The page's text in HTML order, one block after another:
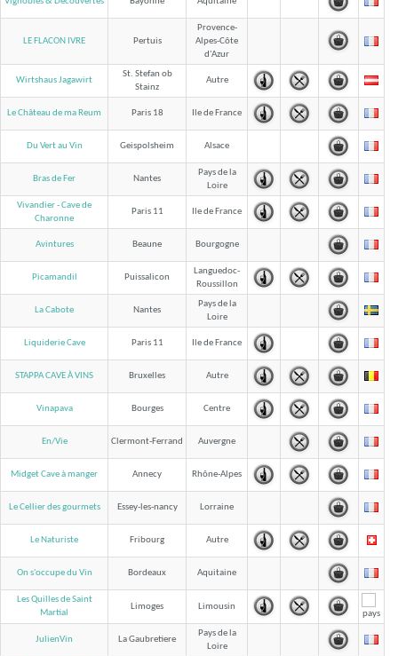
LE FLACON IVRE Pertuis
Provence-
Alpes-Côte
d'Azur
Wirtshaus Jagawirt
St. Stefan ob
Stainz
Autre
Le Château de ma Reum Paris 18 Ile de France
Du Vert au Vin Geispolsheim Alsace
Bras de Fer Nantes
Pays de la
Loire
Vivandier - Cave de
Charonne
Paris 11 Ile de France
Avintures Beaune Bourgogne
Picamandil Puissalicon
Languedoc-
Roussillon
La Cabote Nantes
Pays de la
Loire
Liquiderie Cave Paris 11 Ile de France
STAPPA CAVE À VINS Bruxelles Autre
Vinapava Bourges Centre
En/Vie Clermont-Ferrand Auvergne
Midget Cave à manger Annecy Rhône-Alpes
Le Cellier des gourmets Essey-les-nancy Lorraine
Le Naturiste Fribourg Autre
On s'occupe du Vin Bordeaux Aquitaine
Les Quilles de Saint
Martial
Limoges Limousin
JulienVin La Gaubretiere
Pays de la
Loire